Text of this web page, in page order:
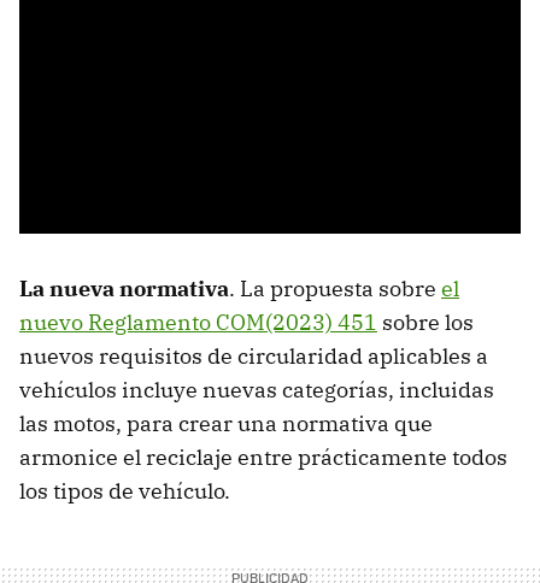
La nueva normativa. La propuesta sobre el
nuevo Reglamento COM(2023) 451 sobre los
nuevos requisitos de circularidad aplicables a
vehículos incluye nuevas categorías, incluidas
las motos, para crear una normativa que
armonice el reciclaje entre prácticamente todos
los tipos de vehículo.